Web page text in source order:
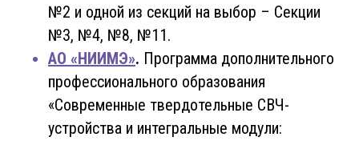
№2 и одной из секций на выбор – Секции
№3, №4, №8, №11.
АО «НИИМЭ». Программа дополнительного
профессионального образования
«Современные твердотельные СВЧ-
устройства и интегральные модули: